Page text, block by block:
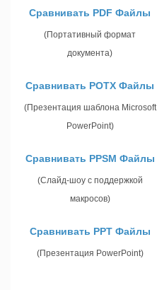
Сравнивать PDF Файлы
(Портативный формат
документа)
Сравнивать POTX Файлы
(Презентация шаблона Microsoft
PowerPoint)
Сравнивать PPSM Файлы
(Слайд-шоу с поддержкой
макросов)
Сравнивать PPT Файлы
(Презентация PowerPoint)